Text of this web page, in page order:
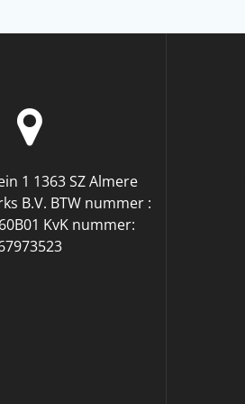
1 1363 SZ Almere
B.V. BTW nummer :
KvK nummer: